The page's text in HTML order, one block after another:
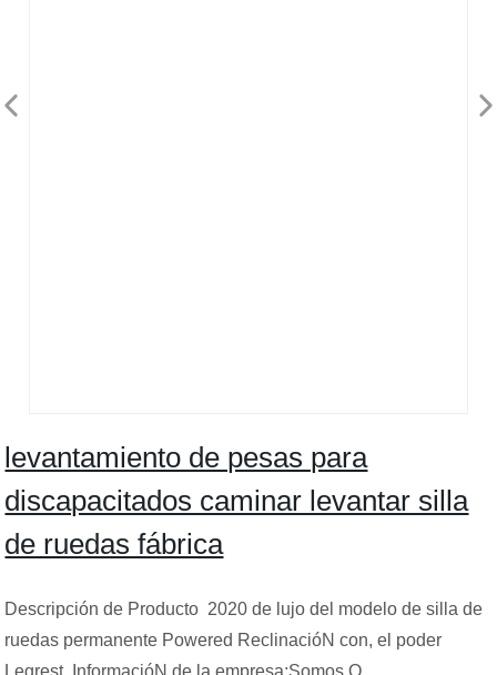
levantamiento de pesas para
discapacitados caminar levantar silla
de ruedas fábrica
Descripción de Producto 2020 de lujo del modelo de silla de
ruedas permanente Powered ReclinacióN con, el poder
Legrest InformacióN de la empresa:Somos O